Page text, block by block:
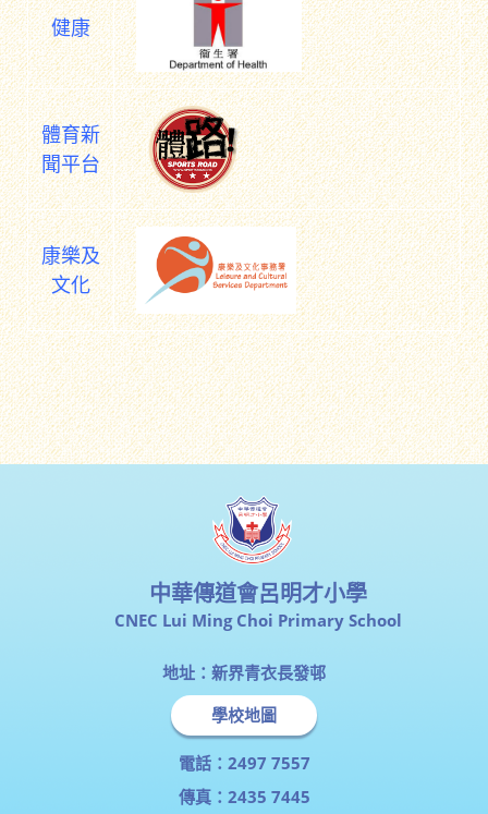
健康
體育新
聞平台
康樂及
文化
中華傳道會呂明才小學
CNEC Lui Ming Choi Primary School
地址：新界青衣長發邨
學校地圖
電話：2497 7557
傳真：2435 7445